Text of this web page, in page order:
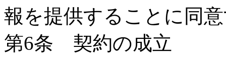
報を提供することに同
第6条 契約の成立